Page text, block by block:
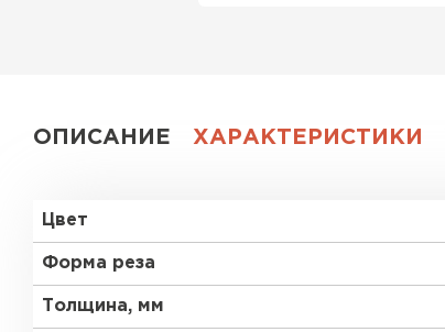
ОПИСАНИЕ ХАРАКТЕРИСТИКИ
Цвет
Форма реза
Толщина, мм